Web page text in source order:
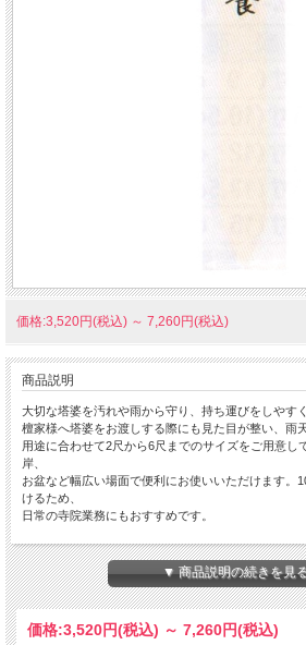
価格:3,520円(税込) ～ 7,260円(税込)
商品説明
大切な塔婆を汚れや雨から守り、持ち運びをしやす
檀家様へ塔婆をお渡しする際にも見た目が整い、雨
用途に合わせて2尺から6尺までのサイズをご用意し
岸、
お盆など幅広い場面で便利にお使いいただけます。
けるため、
日常の寺院業務にもおすすめです。
サイズ・仕様
100枚入り
2尺・3尺・4尺・5尺・6尺用をご用意
2尺・3尺用は「塔婆供養」文字入り
4尺・5尺・6尺用は無地タイプ
塔婆は別売りです。
▼ 商品説明の続きを見
価格:3,520円(税込) ～ 7,260円(税込)